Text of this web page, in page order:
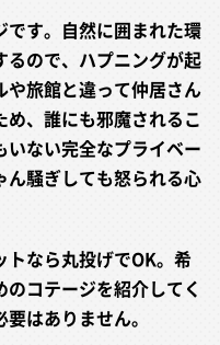
です。自然に囲まれた環
ので、ハプニングが起
や旅館と違って仲居さん
、誰にも邪魔されるこ
いない完全なプライベー
ん騒ぎしても怒られる心
トなら丸投げでOK。希
コテージを紹介してく
はありません。